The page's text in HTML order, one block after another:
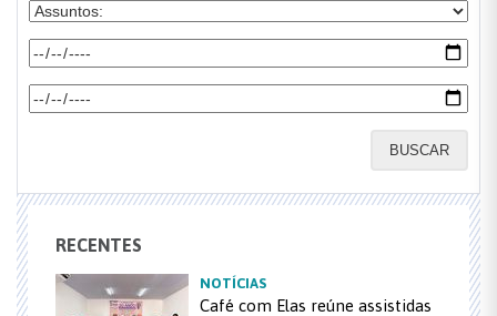
BUSCAR
RECENTES
NOTÍCIAS
Café com Elas reúne assistidas